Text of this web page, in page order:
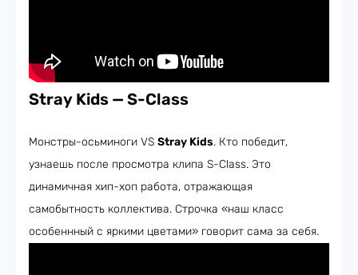
Stray Kids — S-Class
Монстры-осьминоги VS Stray Kids. Кто победит,
узнаешь после просмотра клипа S-Class. Это
динамичная хип-хоп работа, отражающая
самобытность коллектива. Строчка «наш класс
особеннный с яркими цветами» говорит сама за себя.